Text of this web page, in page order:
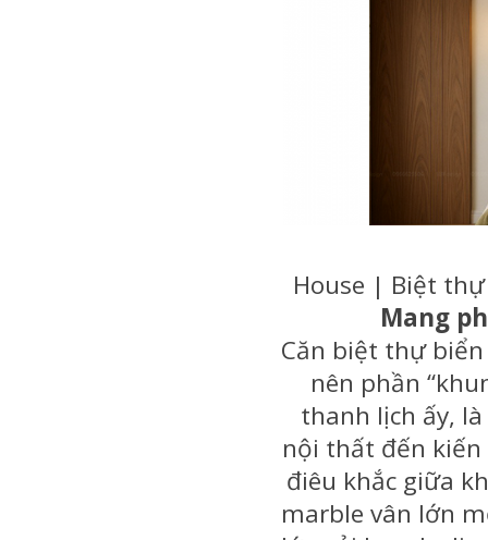
House | Biệt
Mang
Căn biệt thự
nên phần
thanh lịch ấy,
nội thất đến
điêu khắc giữa
marble vân lớn